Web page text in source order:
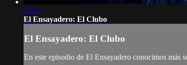
25:47
El Ensayadero: El Clubo
El Ensayadero: El Clubo
En este episodio de El Ensayadero conocimos más